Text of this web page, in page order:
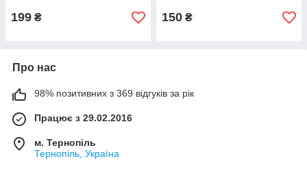
199 ₴ 150 ₴
Про нас
98% позитивних з 369 відгуків за рік
Працює з 29.02.2016
м. Тернопіль
Тернопіль, Україна